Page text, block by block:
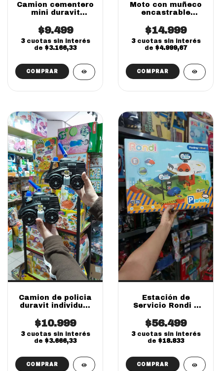
Camion cementero
mini duravit
$9.499
3 cuotas sin interés
de $3.166,33
Moto con muñeco
encastrable
didactico
$14.999
3 cuotas sin interés
de $4.999,67
Camion de policia
duravit individual
$10.999
3 cuotas sin interés
de $3.666,33
Estación de
Servicio Rondi 1
Infantil Didáctico
con Autos y
Accesorios
$56.499
3 cuotas sin interés
de $18.833